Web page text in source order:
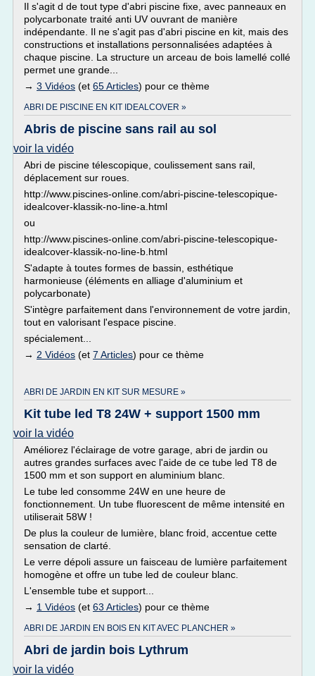
Il s'agit d de tout type d'abri piscine fixe, avec panneaux en
polycarbonate traité anti UV ouvrant de manière
indépendante. Il ne s'agit pas d'abri piscine en kit, mais des
constructions et installations personnalisées adaptées à
chaque piscine. La structure un arceau de bois lamellé collé
permet une grande...
→ 3 Vidéos (et 65 Articles) pour ce thème
ABRI DE PISCINE EN KIT IDEALCOVER »
Abris de piscine sans rail au sol
voir la vidéo
Abri de piscine télescopique, coulissement sans rail,
déplacement sur roues.
http://www.piscines-online.com/abri-piscine-telescopique-
idealcover-klassik-no-line-a.html
ou
http://www.piscines-online.com/abri-piscine-telescopique-
idealcover-klassik-no-line-b.html
S'adapte à toutes formes de bassin, esthétique
harmonieuse (éléments en alliage d'aluminium et
polycarbonate)
S'intègre parfaitement dans l'environnement de votre jardin,
tout en valorisant l'espace piscine.
spécialement...
→ 2 Vidéos (et 7 Articles) pour ce thème
ABRI DE JARDIN EN KIT SUR MESURE »
Kit tube led T8 24W + support 1500 mm
voir la vidéo
Améliorez l'éclairage de votre garage, abri de jardin ou
autres grandes surfaces avec l'aide de ce tube led T8 de
1500 mm et son support en aluminium blanc.
Le tube led consomme 24W en une heure de
fonctionnement. Un tube fluorescent de même intensité en
utiliserait 58W !
De plus la couleur de lumière, blanc froid, accentue cette
sensation de clarté.
Le verre dépoli assure un faisceau de lumière parfaitement
homogène et offre un tube led de couleur blanc.
L'ensemble tube et support...
→ 1 Vidéos (et 63 Articles) pour ce thème
ABRI DE JARDIN EN BOIS EN KIT AVEC PLANCHER »
Abri de jardin bois Lythrum
voir la vidéo